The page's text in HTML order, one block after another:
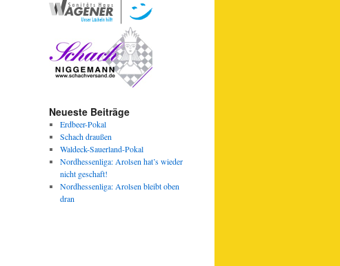
Neueste Beiträge
Erdbeer-Pokal
Schach draußen
Waldeck-Sauerland-Pokal
Nordhessenliga: Arolsen hat’s wieder
nicht geschaft!
Nordhessenliga: Arolsen bleibt oben
dran